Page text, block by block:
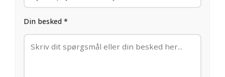
Din besked *